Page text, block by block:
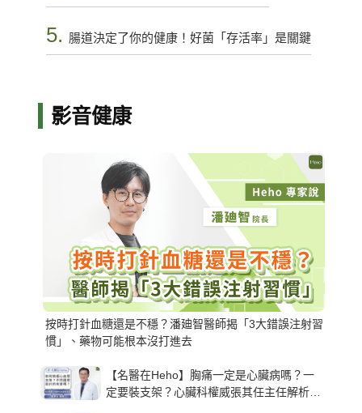
5. 腸道決定了你的健康！好菌「存活率」是關鍵
影音健康
按時打針血糖還是不穩？潘廸智醫師揭「3大錯誤注射習
慣」、藥物可能根本沒打進去
【名醫在Heho】胸痛一定是心臟病嗎？一
定要裝支架？心臟科權威張其任主任解析支